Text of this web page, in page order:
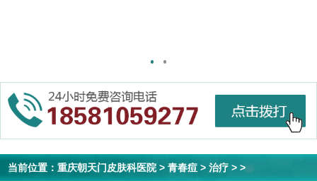
当前位置：重庆朝天门皮肤科医院>青春痘 >治疗 > >